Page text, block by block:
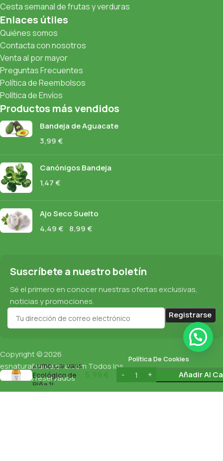
Cesta semanal de frutas y verduras
Enlaces útiles
Quiénes somos
Contacta con nosotros
Venta al por mayor
Preguntas Frecuentes
Política de Reembolsos
Política de Envíos
Productos más vendidos
Bandeja de Aguacate
3,99€
Canónigos Bandeja
1,47€
Ajo Seco Suelto
4,49€ 8,99€
Suscríbete a nuestro boletín
Sé el primero en conocer nuestras ofertas exclusivas,
noticias y promociones.
Copyright © 2026
esnaturalbarcelona.com Todos los
derechos reservados
Política De Cookies
Protección De Datos
Zumo Cal Valls
Ecológico de
Piña 1L
Añadir Al